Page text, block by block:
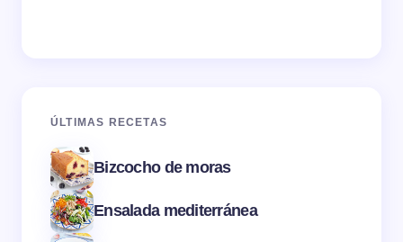
ÚLTIMAS RECETAS
Bizcocho de moras
Ensalada mediterránea